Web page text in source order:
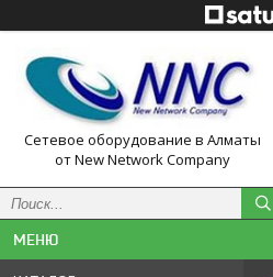
Сетевое оборудование в Алматы
от New Network Company